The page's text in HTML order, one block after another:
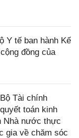
Y tế ban hành Kế
đồng của
Tài chính
toán kinh
Nhà nước thực
gia về chăm sóc